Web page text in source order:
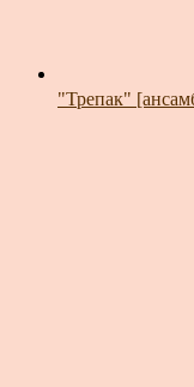
"Трепак"